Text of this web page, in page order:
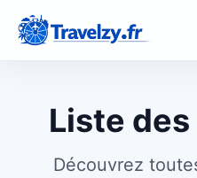
Liste des
Découvrez